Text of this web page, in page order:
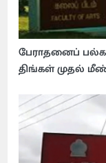
பேராதனைப்
திங்கள் முதல்